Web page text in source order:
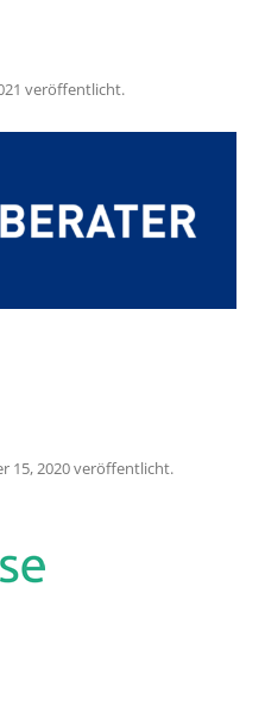
veröffentlicht.
15, 2020veröffentlicht.